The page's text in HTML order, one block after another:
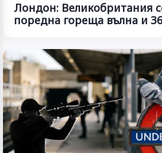
Лондон: Великобритания
поредна гореща вълна и